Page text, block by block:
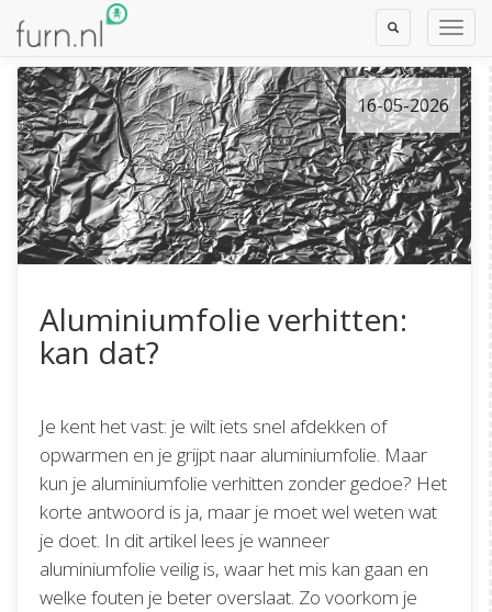
Toggle
Search
Aluminiumfolie verhitten:
kan dat?
16-05-2026
Je kent het vast: je wilt iets snel afdekken of
opwarmen en je grijpt naar aluminiumfolie. Maar
kun je aluminiumfolie verhitten zonder gedoe? Het
korte antwoord is ja, maar je moet wel weten wat
je doet. In dit artikel lees je wanneer
aluminiumfolie veilig is, waar het mis kan gaan en
welke fouten je beter overslaat. Zo voorkom je